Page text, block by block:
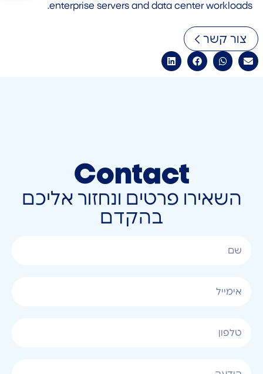
enterprise servers and data center workloads.
צור קשר
Contact
השאירו פרטים ונחזור אליכם
בהקדם